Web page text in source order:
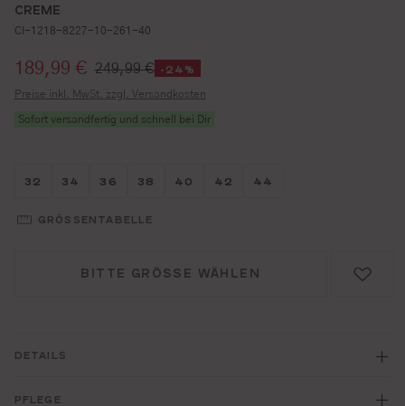
CREME
CI-1218-8227-10-261-40
Verkaufspreis:
189,99 € 249,99 € -24%
Preise inkl. MwSt. zzgl. Versandkosten
Sofort versandfertig und schnell bei Dir
Größe wählen
32 Größe wählen
34 Größe wählen
36 Größe wählen
38 Größe wählen
40 Größe wählen
42 Größe wählen
44
GRÖSSENTABELLE
BITTE GRÖSSE WÄHLEN
DETAILS
PFLEGE